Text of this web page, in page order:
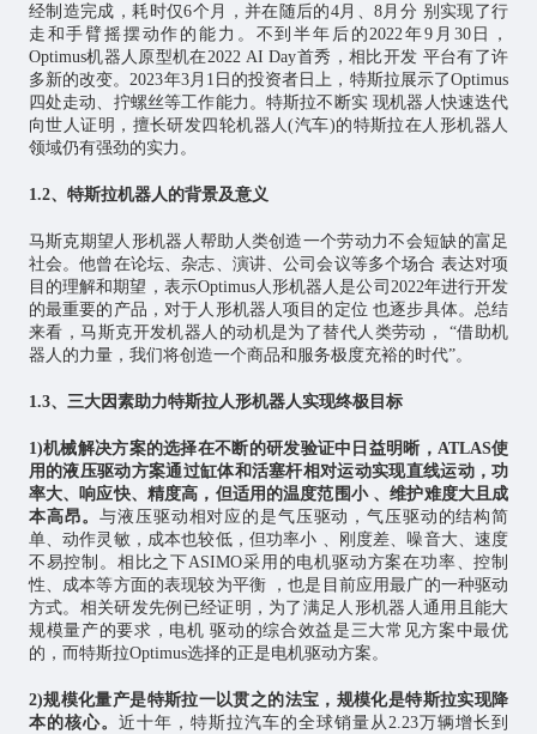
经制造完成，耗时仅6个月，并在随后的4月、8月分 别实现了行
走和手臂摇摆动作的能力。不到半年后的2022年9月30日，
Optimus机器人原型机在2022 AI Day首秀，相比开发 平台有了许
多新的改变。2023年3月1日的投资者日上，特斯拉展示了Optimus
四处走动、拧螺丝等工作能力。特斯拉不断实 现机器人快速迭代
向世人证明，擅长研发四轮机器人(汽车)的特斯拉在人形机器人
领域仍有强劲的实力。
1.2、特斯拉机器人的背景及意义
马斯克期望人形机器人帮助人类创造一个劳动力不会短缺的富足
社会。他曾在论坛、杂志、演讲、公司会议等多个场合 表达对项
目的理解和期望，表示Optimus人形机器人是公司2022年进行开发
的最重要的产品，对于人形机器人项目的定位 也逐步具体。总结
来看，马斯克开发机器人的动机是为了替代人类劳动， “借助机
器人的力量，我们将创造一个商品和服务极度充裕的时代”。
1.3、三大因素助力特斯拉人形机器人实现终极目标
1)机械解决方案的选择在不断的研发验证中日益明晰，ATLAS使
用的液压驱动方案通过缸体和活塞杆相对运动实现直线运动，功
率大、响应快、精度高，但适用的温度范围小 、维护难度大且成
本高昂。与液压驱动相对应的是气压驱动，气压驱动的结构简
单、动作灵敏，成本也较低，但功率小 、刚度差、噪音大、速度
不易控制。相比之下ASIMO采用的电机驱动方案在功率、控制
性、成本等方面的表现较为平衡 ，也是目前应用最广的一种驱动
方式。相关研发先例已经证明，为了满足人形机器人通用且能大
规模量产的要求，电机 驱动的综合效益是三大常见方案中最优
的，而特斯拉Optimus选择的正是电机驱动方案。
2)规模化量产是特斯拉一以贯之的法宝，规模化是特斯拉实现降
本的核心。 近十年，特斯拉汽车的全球销量从2.23万辆增长到